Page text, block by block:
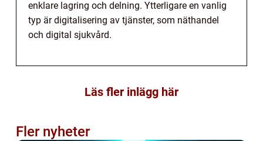
enklare lagring och delning. Ytterligare en vanlig
typ är digitalisering av tjänster, som näthandel
och digital sjukvård.
Läs fler inlägg här
Fler nyheter